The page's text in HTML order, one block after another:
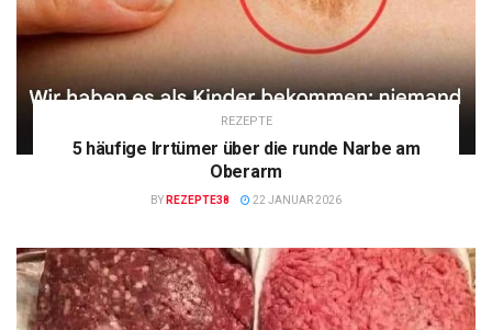
REZEPTE
5 häufige Irrtümer über die runde Narbe am
Oberarm
BY REZEPTE38 22 JANUAR 2026